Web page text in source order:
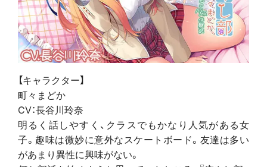
【キャラクター】
町々まどか
CV：長谷川玲奈
明るく話しやすく、クラスでもかなり人気がある女
子。趣味は微妙に意外なスケートボード。友達は多い
があまり異性に興味がない。